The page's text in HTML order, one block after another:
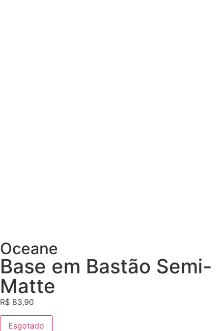
Oceane
Base em Bastão Semi-
Matte
R$ 83,90
Esgotado